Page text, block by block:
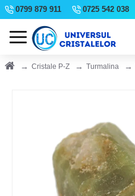
0799 879 911 0725 542 038
Cristale P-Z Turmalina